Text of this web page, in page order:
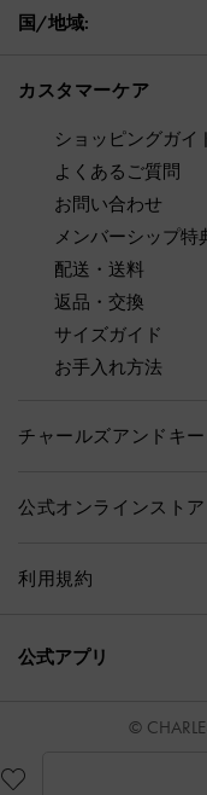
国/地域:
カスタマーケア
ショッピングガイ
よくあるご質問
お問い合わせ
メンバーシップ特
配送・送料
返品・交換
サイズガイド
お手入れ方法
チャールズアンドキ
公式オンラインストア
利用規約
公式アプリ
©